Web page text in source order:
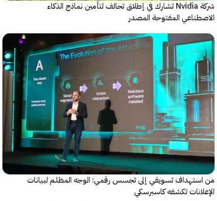
شركة Nvidia تشارك في إطلاق تحالف لتأمين نماذج الذكاء
المفتوحة المصدر
تسويقي إلى تجسس رقمي: الوجه المظلم لبيانات
تكشفه كاسبرسكي